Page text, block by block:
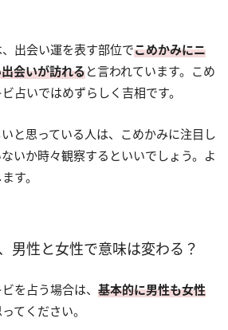
出会い運を表す部位でこめかみにニ
会いが訪れると言われています。こめ
占いではめずらしく吉相です。
と思っている人は、こめかみに注目し
いか時々観察するといいでしょう。よ
す。
男性と女性で意味は変わる？
を占う場合は、 基本的に男性も女性
てください。